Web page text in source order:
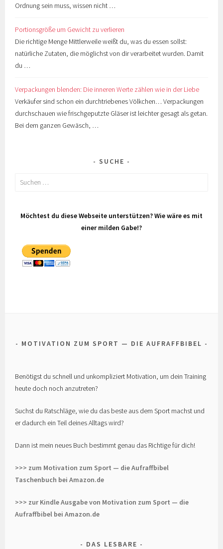
Ordnung sein muss, wissen nicht …
Portionsgröße um Gewicht zu verlieren
Die richtige Menge Mittlerweile weißt du, was du essen sollst:
natürliche Zutaten, die möglichst von dir verarbeitet wurden. Damit
du …
Verpackungen blenden: Die inneren Werte zählen wie in der Liebe
Verkäufer sind schon ein durchtriebenes Völkchen… Verpackungen
durchschauen wie frischgeputzte Gläser ist leichter gesagt als getan.
Bei dem ganzen Gewäsch, …
SUCHE
Suchen
Möchtest du diese Webseite unterstützen? Wie wäre es mit
einer milden Gabe!?
MOTIVATION ZUM SPORT — DIE AUFRAFFBIBEL
Benötigst du schnell und unkompliziert Motivation, um dein Training
heute doch noch anzutreten?
Suchst du Ratschläge, wie du das beste aus dem Sport machst und
er dadurch ein Teil deines Alltags wird?
Dann ist mein neues Buch bestimmt genau das Richtige für dich!
>>> zum Motivation zum Sport — die Aufraffbibel
Taschenbuch bei Amazon.de
>>> zur Kindle Ausgabe von Motivation zum Sport — die
Aufraffbibel bei Amazon.de
DAS LESBARE